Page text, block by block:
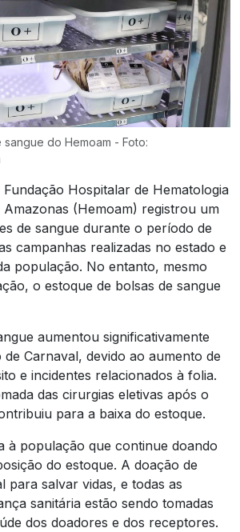
do Hemoam - Foto:
Fundação Hospitalar de Hematologia
(Hemoam) registrou um
de sangue durante o período de
campanhas realizadas no estado e
população. No entanto, mesmo
o estoque de bolsas de sangue
aumentou significativamente
Carnaval, devido ao aumento de
e incidentes relacionados à folia.
das cirurgias eletivas após o
para a baixa do estoque.
à população que continue doando
do estoque. A doação de
para salvar vidas, e todas as
sanitária estão sendo tomadas
dos doadores e dos receptores.